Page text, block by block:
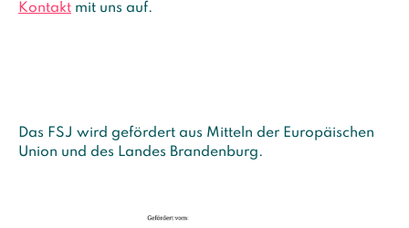
Kontakt mit uns auf.
Das FSJ wird gefördert aus Mitteln der Europäischen
Union und des Landes Brandenburg.